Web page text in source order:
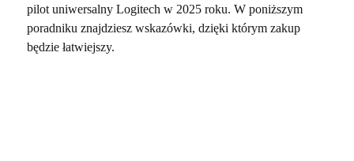
pilot uniwersalny Logitech w 2025 roku. W poniższym
poradniku znajdziesz wskazówki, dzięki którym zakup
będzie łatwiejszy.